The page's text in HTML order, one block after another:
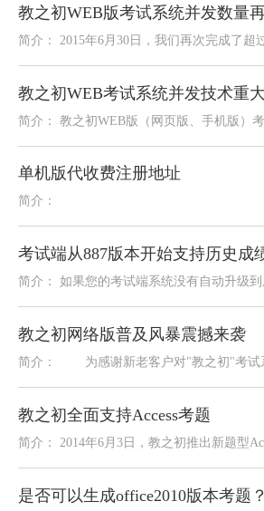
单机版代收费注册地址
简介：
教之初网络版普及风暴震撼来袭
教之初全面支持Access考题
是否可以生成office2010版本考题？